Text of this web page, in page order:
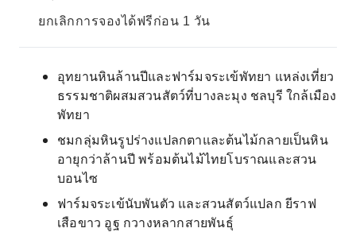
ยกเลิกการจองได้ฟรีก่อน 1 วัน
อุทยานหินล้านปีและฟาร์มจระเข้พัทยา แหล่งเที่ยว
ธรรมชาติผสมสวนสัตว์ที่บางละมุง ชลบุรี ใกล้เมือง
พัทยา
ชมกลุ่มหินรูปร่างแปลกตาและต้นไม้กลายเป็นหิน
อายุกว่าล้านปี พร้อมต้นไม้ไทยโบราณและสวน
บอนไซ
ฟาร์มจระเข้นับพันตัว และสวนสัตว์แปลก ยีราฟ
เสือขาว อูฐ กวางหลากสายพันธุ์